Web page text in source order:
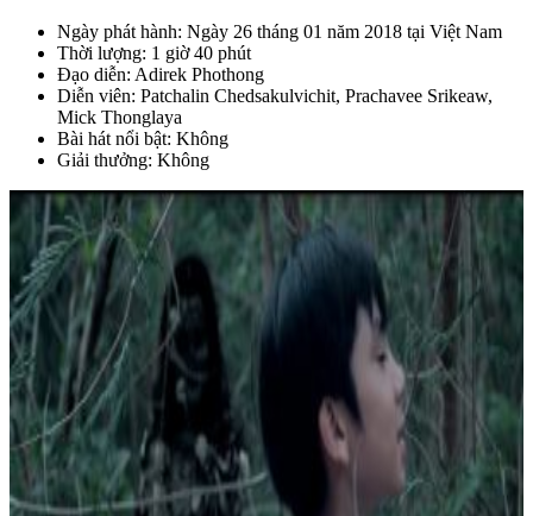
Ngày phát hành: Ngày 26 tháng 01 năm 2018 tại Việt Nam
Thời lượng: 1 giờ 40 phút
Đạo diễn: Adirek Phothong
Diễn viên: Patchalin Chedsakulvichit, Prachavee Srikeaw,
Mick Thonglaya
Bài hát nổi bật: Không
Giải thưởng: Không